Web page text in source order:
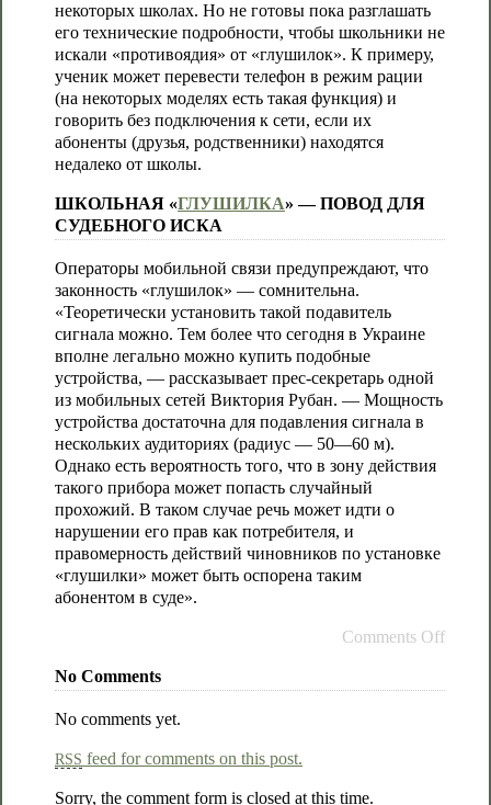
некоторых школах. Но не готовы пока разглашать
его технические подробности, чтобы школьники не
искали «противоядия» от «глушилок». К примеру,
ученик может перевести телефон в режим рации
(на некоторых моделях есть такая функция) и
говорить без подключения к сети, если их
абоненты (друзья, родственники) находятся
недалеко от школы.
ШКОЛЬНАЯ «ГЛУШИЛКА» — ПОВОД ДЛЯ
СУДЕБНОГО ИСКА
Операторы мобильной связи предупреждают, что
законность «глушилок» — сомнительна.
«Теоретически установить такой подавитель
сигнала можно. Тем более что сегодня в Украине
вполне легально можно купить подобные
устройства, — рассказывает прес-секретарь одной
из мобильных сетей Виктория Рубан. — Мощность
устройства достаточна для подавления сигнала в
нескольких аудиториях (радиус — 50—60 м).
Однако есть вероятность того, что в зону действия
такого прибора может попасть случайный
прохожий. В таком случае речь может идти о
нарушении его прав как потребителя, и
правомерность действий чиновников по установке
«глушилки» может быть оспорена таким
абонентом в суде».
Comments Off
No Comments
No comments yet.
RSS feed for comments on this post.
Sorry, the comment form is closed at this time.